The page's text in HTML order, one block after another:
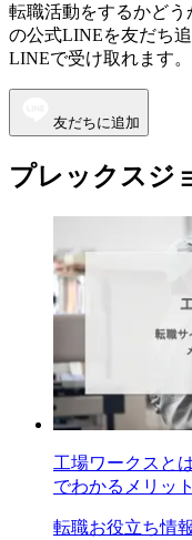
転職活動をするかど
の公式LINEを友だち
LINEで受け取れます。
友だちに追加
プレックスジ
工場ワークスと
でわかるメリッ
転職お役立ち情報